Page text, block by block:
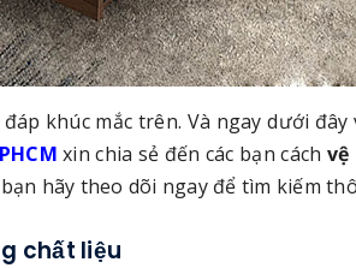
khúc mắc trên. Và ngay dưới
xin chia sẻ đến các bạn cách vệ
hãy theo dõi ngay để tìm kiếm
chất liệu